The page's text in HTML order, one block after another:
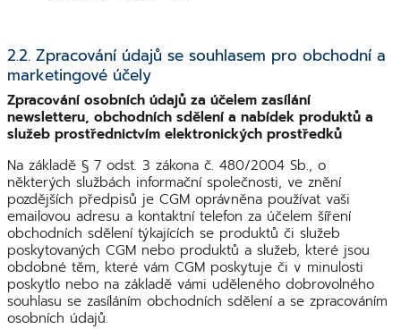
2.2. Zpracování údajů se souhlasem pro obchodní a
marketingové účely
Zpracování osobních údajů za účelem zasílání
newsletteru, obchodních sdělení a nabídek produktů a
služeb prostřednictvím elektronických prostředků
Na základě § 7 odst. 3 zákona č. 480/2004 Sb., o
některých službách informační společnosti, ve znění
pozdějších předpisů je CGM oprávněna používat vaši
emailovou adresu a kontaktní telefon za účelem šíření
obchodních sdělení týkajících se produktů či služeb
poskytovaných CGM nebo produktů a služeb, které jsou
obdobné těm, které vám CGM poskytuje či v minulosti
poskytlo nebo na základě vámi uděleného dobrovolného
souhlasu se zasíláním obchodních sdělení a se zpracováním
osobních údajů.